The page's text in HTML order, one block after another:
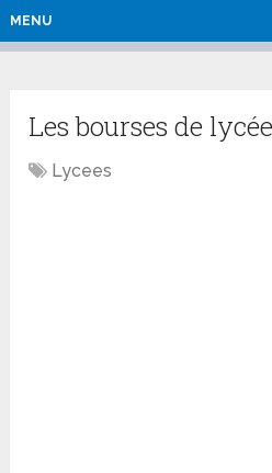
MENU
Les bourses de
Lycees